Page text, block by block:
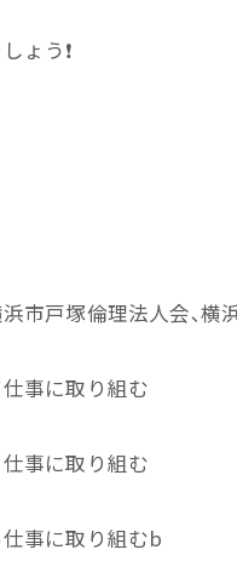
ょう❗
市戸塚倫理法人会､横
事に取り組む
事に取り組む
事に取り組むb